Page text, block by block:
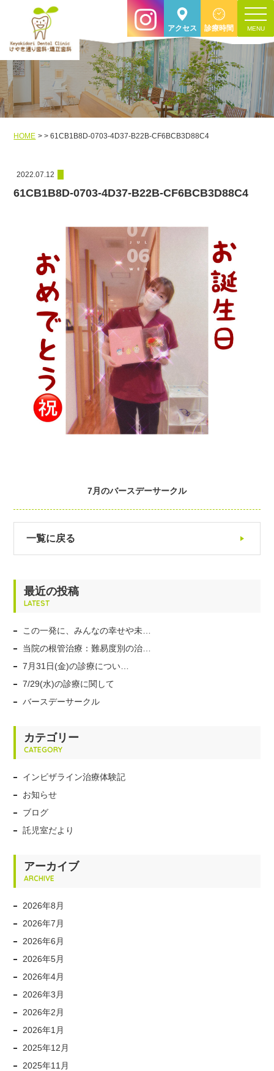
アクセス 診療時間
toggle
HOME 61CB1B8D-0703-4D37-B22B-CF6BCB3D88C4
2022.07.12
61CB1B8D-0703-4D37-B22B-CF6BCB3D88C4
7月のバースデーサークル
一覧に戻る
最近の投稿
LATEST
この一発に、みんなの幸せや未…
当院の根管治療：難易度別の治…
7月31日(金)の診療につい…
7/29(水)の診療に関して
バースデーサークル
カテゴリー
CATEGORY
インビザライン治療体験記
お知らせ
ブログ
託児室だより
アーカイブ
ARCHIVE
2026年8月
2026年7月
2026年6月
2026年5月
2026年4月
2026年3月
2026年2月
2026年1月
2025年12月
2025年11月